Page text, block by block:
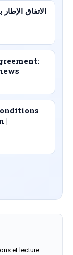
|
et lecture